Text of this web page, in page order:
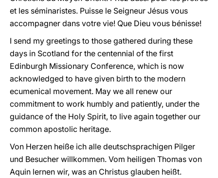
et les séminaristes. Puisse le Seigneur Jésus vous
accompagner dans votre vie! Que Dieu vous bénisse!
I send my greetings to those gathered during these
days in Scotland for the centennial of the first
Edinburgh Missionary Conference, which is now
acknowledged to have given birth to the modern
ecumenical movement. May we all renew our
commitment to work humbly and patiently, under the
guidance of the Holy Spirit, to live again together our
common apostolic heritage.
Von Herzen heiße ich alle deutschsprachigen Pilger
und Besucher willkommen. Vom heiligen Thomas von
Aquin lernen wir, was an Christus glauben heißt.